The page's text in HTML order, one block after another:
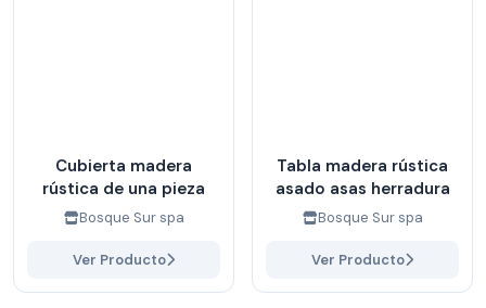
Cubierta madera
rústica de una pieza
Bosque Sur spa
Ver Producto
Tabla madera rústica
asado asas herradura
Bosque Sur spa
Ver Producto